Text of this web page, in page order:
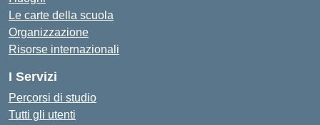
Le carte della scuola
Organizzazione
Risorse internazionali
I Servizi
Percorsi di studio
Tutti gli utenti